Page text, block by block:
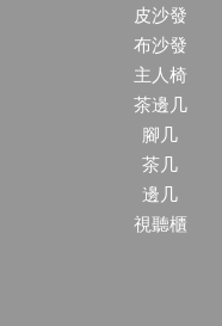
皮沙發
布沙發
主人椅
茶邊几
腳几
茶几
邊几
視聽櫃